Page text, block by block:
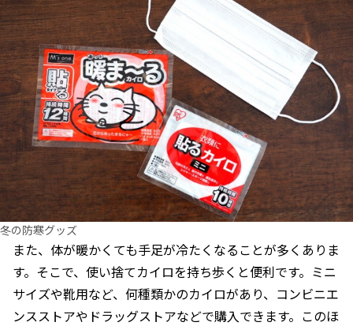
冬の防寒グッズ
また、体が暖かくても手足が冷たくなることが多くありま
す。そこで、使い捨てカイロを持ち歩くと便利です。ミニ
サイズや靴用など、何種類かのカイロがあり、コンビニエ
ンスストアやドラッグストアなどで購入できます。このほ